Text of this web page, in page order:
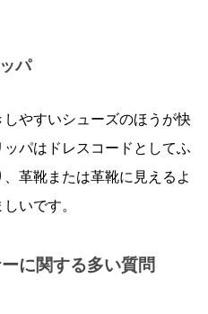
パ
やすいシューズのほうが快
パはドレスコードとしてふ
革靴または革靴に見えるよ
いです。
に関する多い質問